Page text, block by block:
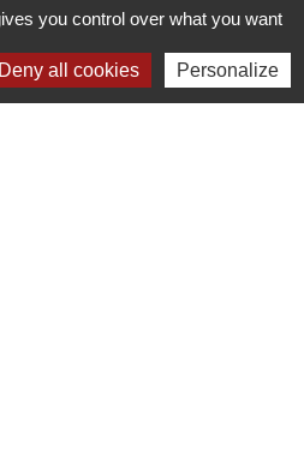
- FRANCE
you control over what you want
Deny all cookies Personalize